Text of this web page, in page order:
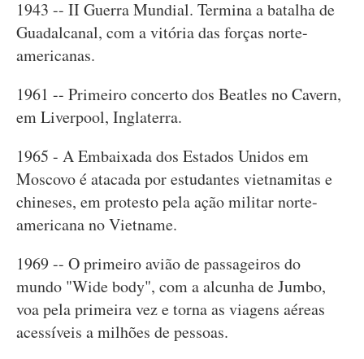
1943 -- II Guerra Mundial. Termina a batalha de
Guadalcanal, com a vitória das forças norte-
americanas.
1961 -- Primeiro concerto dos Beatles no Cavern,
em Liverpool, Inglaterra.
1965 - A Embaixada dos Estados Unidos em
Moscovo é atacada por estudantes vietnamitas e
chineses, em protesto pela ação militar norte-
americana no Vietname.
1969 -- O primeiro avião de passageiros do
mundo "Wide body", com a alcunha de Jumbo,
voa pela primeira vez e torna as viagens aéreas
acessíveis a milhões de pessoas.